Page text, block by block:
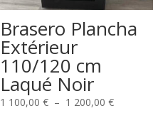
Brasero Plancha
Extérieur
110/120 cm
Laqué Noir
1 100,00 € – 1 200,00 €Plage